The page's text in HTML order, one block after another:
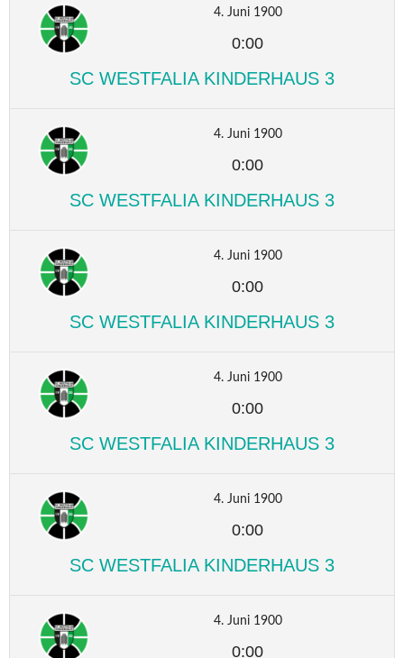
4. Juni 1900
0:00
SC WESTFALIA KINDERHAUS 3
4. Juni 1900
0:00
SC WESTFALIA KINDERHAUS 3
4. Juni 1900
0:00
SC WESTFALIA KINDERHAUS 3
4. Juni 1900
0:00
SC WESTFALIA KINDERHAUS 3
4. Juni 1900
0:00
SC WESTFALIA KINDERHAUS 3
4. Juni 1900
0:00